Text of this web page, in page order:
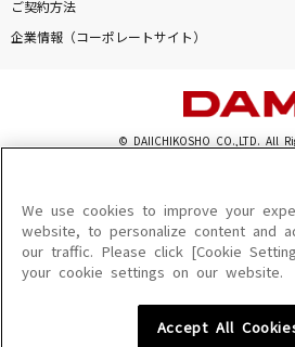
乃木坂46
SEKAI NO OWARI(世界の終わり)
サマータイムレコード
もっと見る
カラオケ最新情報をチェ
ご契約方法
企業情報（コーポレートサイト）
© DAIICHIKOSHO CO.,LTD. All
このサイトに掲載されている一切の文章・画像・写
を問わず、著作権法の定める範囲を超えて無断で複
を禁じます。
楽曲及びコンテンツは、機種によりご利用いただけ
楽曲及びコンテンツの配信日、配信内容が変更にな
We use cookies to improve your
website, to personalize content and
our traffic. Please click [Cookie
your cookie settings on our website.
Accept All